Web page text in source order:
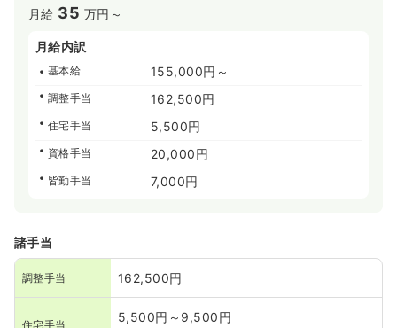
月給 35 万円～
月給内訳
基本給 155,000円～
調整手当 162,500円
住宅手当 5,500円
資格手当 20,000円
皆勤手当 7,000円
諸手当
調整手当 162,500円
住宅手当
5,500円～9,500円